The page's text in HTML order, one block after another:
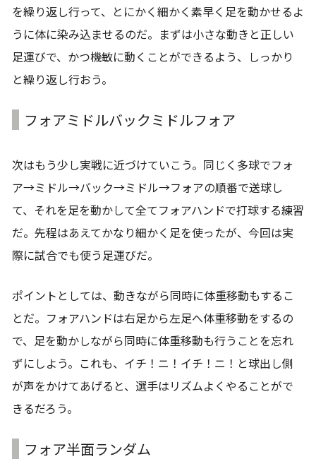
を繰り返し行って、とにかく細かく素早く足を動かせるよ
うに体に染み込ませるのだ。まずは小さな動きと正しい
足運びで、かつ機敏に動くことができるよう、しっかり
と繰り返し行おう。
フォアミドルバックミドルフォア
次はもう少し実戦に近づけていこう。同じく多球でフォ
ア→ミドル→バック→ミドル→フォアの順番で送球し
て、それを足を動かして全てフォアハンドで打球する練習
だ。先程はあえてかなり細かく足を使ったが、今回は実
際に試合でも使う足運びだ。
ポイントとしては、動きながら同時に体重移動もするこ
とだ。フォアハンドは右足から左足へ体重移動をするの
で、足を動かしながら同時に体重移動も行うことを忘れ
ずにしよう。これも、イチ！ニ！イチ！ニ！と球出し側
が声をかけてあげると、選手はリズムよくやることがで
きるだろう。
フォア半面ランダム